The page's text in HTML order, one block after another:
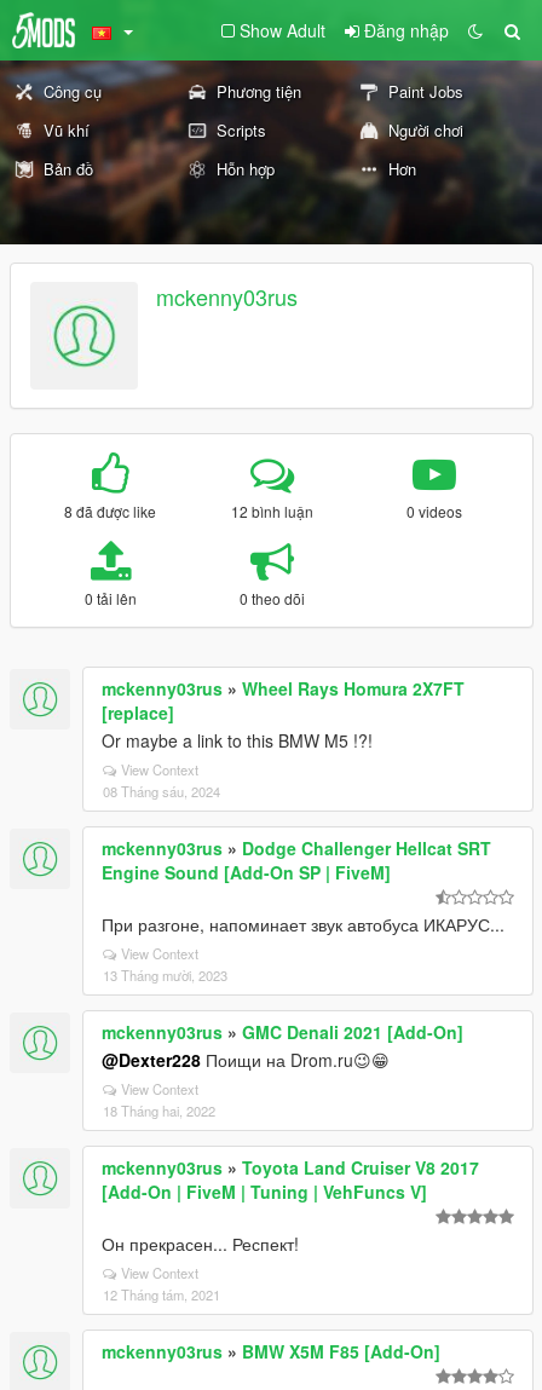
Show Adult Đăng nhập
Công cụ Phương tiện
Paint Jobs
Vũ khí
Scripts
Người chơi
Bản đồ
Hỗn hợp Hơn
mckenny03rus
8 đã được like 12 bình luận 0 videos
0 tải lên 0 theo dõi
mckenny03rus » Wheel Rays Homura 2X7FT
[replace]
Or maybe a link to this BMW M5 !?!
View Context
08 Tháng sáu, 2024
mckenny03rus » Dodge Challenger Hellcat SRT
Engine Sound [Add-On SP | FiveM]
При разгоне, напоминает звук автобуса ИКАРУС...
View Context
13 Tháng mười, 2023
mckenny03rus » GMC Denali 2021 [Add-On]
@Dexter228 Поищи на Drom.ru😉😁
View Context
18 Tháng hai, 2022
mckenny03rus » Toyota Land Cruiser V8 2017
[Add-On | FiveM | Tuning | VehFuncs V]
Он прекрасен... Респект!
View Context
12 Tháng tám, 2021
mckenny03rus » BMW X5M F85 [Add-On]